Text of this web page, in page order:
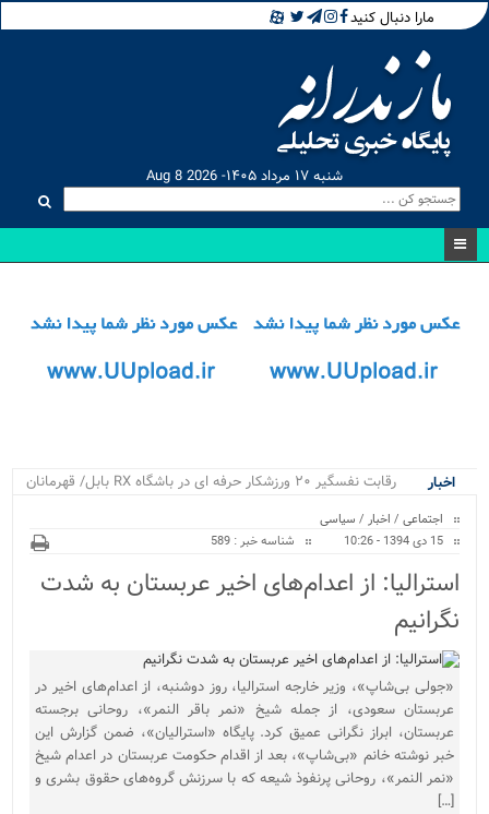
مارا دنبال کنید
شنبه ۱۷ مرداد ۱۴۰۵- Aug 8 2026
اخبار
رقابت نفسگیر ۲۰ ورزشکار حرفه ای در باشگاه RX بابل/ قهرمانان
اجتماعی / اخبار / سیاسی
15 دی 1394 - 10:26
شناسه خبر : 589
استرالیا: از اعدام‌های اخیر عربستان به شدت
نگرانیم
«جولی بی‌شاپ»، وزیر خارجه استرالیا، روز دوشنبه، از اعدام‌های اخیر در
عربستان سعودی، از جمله شیخ «نمر باقر النمر»، روحانی برجسته
عربستان، ابراز نگرانی عمیق کرد. پایگاه «استرالیان»، ضمن گزارش این
خبر نوشته خانم «بی‌شاپ»، بعد از اقدام حکومت عربستان در اعدام شیخ
«نمر النمر»، روحانی پرنفوذ شیعه که با سرزنش گروه‌های حقوق بشری و
[…]